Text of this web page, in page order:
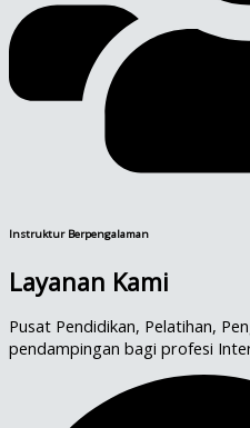
Instruktur Berpengalaman
Layanan Kami
Pusat Pendidikan, Pelatihan,
pendampingan bagi profesi